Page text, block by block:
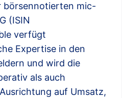
börsennotierten mic-
(ISIN
verfügt
Expertise in den
und wird die
als auch
auf Umsatz,